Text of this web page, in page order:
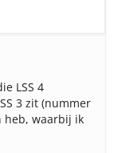
LSS 4
3 zit (nummer
heb, waarbij ik